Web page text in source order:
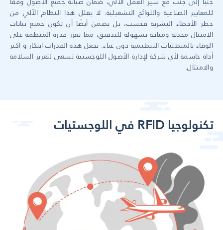
للمعايير الصناعية واللوائح التشغيلية. لا يقلل هذا النظام الآلي من
خطر الأخطاء البشرية فحسب، بل يضمن أيضًا أن تكون جميع بيانات
الامتثال محدثة ومتاحة بسهولة للتدقيق، مما يعزز قدرة المنظمة على
الوفاء بالمتطلبات التنظيمية دون عناء. تجعل هذه القدرات ابتكار و اكثر
أداة حاسمة لأي شركة لإدارة الأصول اللوجستية تسعى لتعزيز السلامة
والامتثال.
تكنولوجيا RFID في اللوجستيات